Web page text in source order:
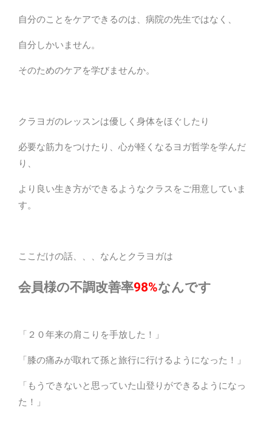
自分のことをケアできるのは、病院の先生ではなく、
自分しかいません。
そのためのケアを学びませんか。
クラヨガのレッスンは優しく身体をほぐしたり
必要な筋力をつけたり、心が軽くなるヨガ哲学を学んだ
り、
より良い生き方ができるようなクラスをご用意していま
す。
ここだけの話、、、なんとクラヨガは
会員様の不調改善率98%なんです
「２０年来の肩こりを手放した！」
「膝の痛みが取れて孫と旅行に行けるようになった！」
「もうできないと思っていた山登りができるようになっ
た！」